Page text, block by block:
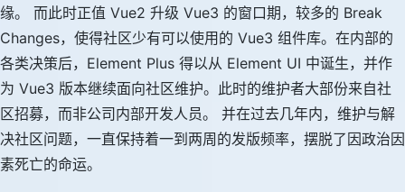
缘。 而此时正值 Vue2 升级 Vue3 的窗口期，较多的 Break
Changes，使得社区少有可以使用的 Vue3 组件库。在内部的
各类决策后，Element Plus 得以从 Element UI 中诞生，并作
为 Vue3 版本继续面向社区维护。此时的维护者大部份来自社
区招募，而非公司内部开发人员。 并在过去几年内，维护与解
决社区问题，一直保持着一到两周的发版频率，摆脱了因政治因
素死亡的命运。